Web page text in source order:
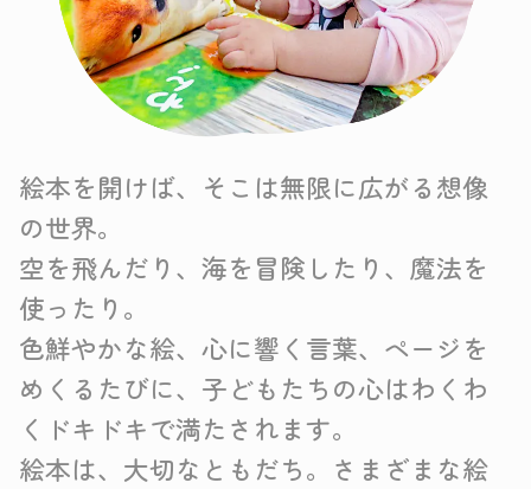
絵本を開けば、そこは無限に広がる想像
の世界。
空を飛んだり、海を冒険したり、魔法を
使ったり。
色鮮やかな絵、心に響く言葉、ページを
めくるたびに、子どもたちの心はわくわ
くドキドキで満たされます。
絵本は、大切なともだち。さまざまな絵